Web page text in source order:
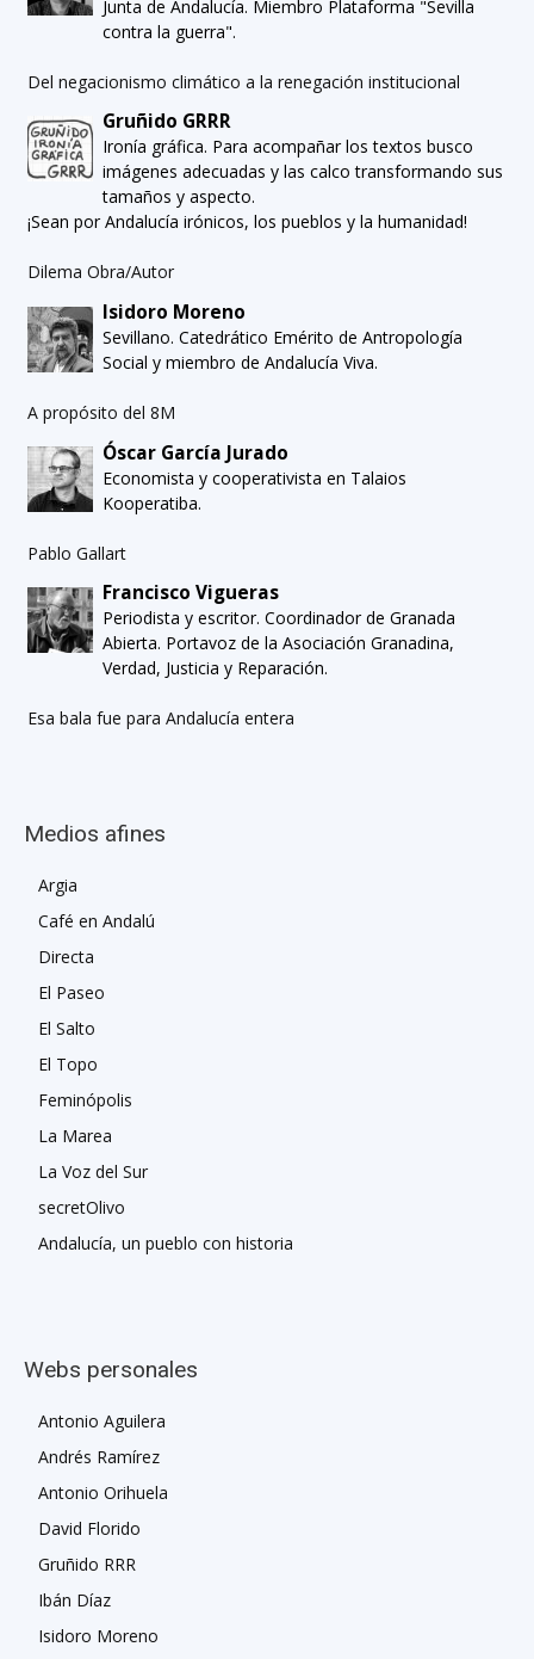
Junta de Andalucía. Miembro Plataforma "Sevilla
contra la guerra".
Del negacionismo climático a la renegación institucional
Gruñido GRRR
Ironía gráfica. Para acompañar los textos busco
imágenes adecuadas y las calco transformando sus
tamaños y aspecto.
¡Sean por Andalucía irónicos, los pueblos y la humanidad!
Dilema Obra/Autor
Isidoro Moreno
Sevillano. Catedrático Emérito de Antropología
Social y miembro de Andalucía Viva.
A propósito del 8M
Óscar García Jurado
Economista y cooperativista en Talaios
Kooperatiba.
Pablo Gallart
Francisco Vigueras
Periodista y escritor. Coordinador de Granada
Abierta. Portavoz de la Asociación Granadina,
Verdad, Justicia y Reparación.
Esa bala fue para Andalucía entera
Medios afines
Argia
Café en Andalú
Directa
El Paseo
El Salto
El Topo
Feminópolis
La Marea
La Voz del Sur
secretOlivo
Andalucía, un pueblo con historia
Webs personales
Antonio Aguilera
Andrés Ramírez
Antonio Orihuela
David Florido
Gruñido RRR
Ibán Díaz
Isidoro Moreno